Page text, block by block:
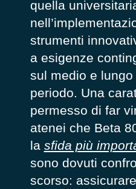
quella
strumenti
a esigenze
sul medio e lungo
periodo. Una
permesso di far
atenei che Beta
la sfida più
sono dovuti
scorso: assicurare